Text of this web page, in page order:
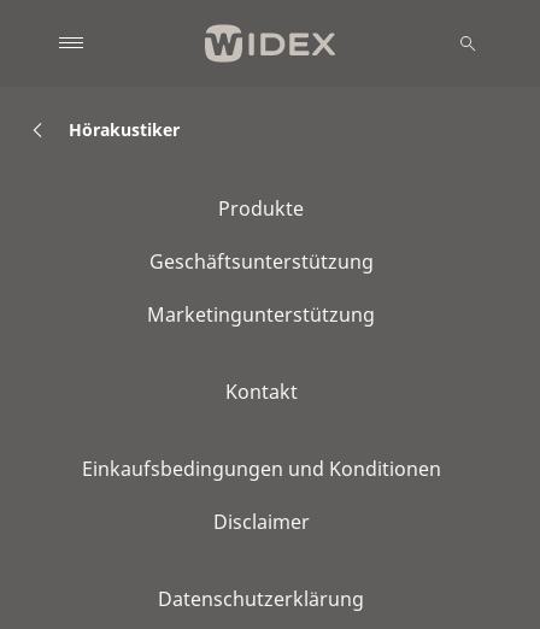
Hörakustiker
Produkte
Geschäftsunterstützung
Marketingunterstützung
Kontakt
Einkaufsbedingungen und Konditionen
Disclaimer
Datenschutzerklärung